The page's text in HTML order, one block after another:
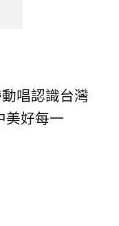
唱認識台灣
美好每一